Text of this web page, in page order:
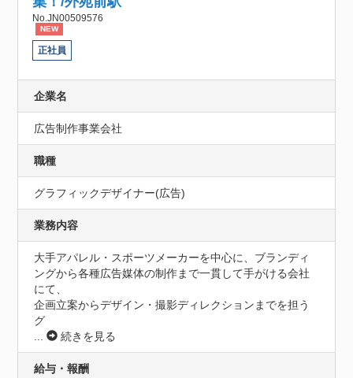
No.JN00509576
NEW
正社員
企業名
広告制作事業会社
職種
グラフィックデザイナー(広告)
業務内容
大手アパレル・スポーツメーカーを中心に、ブランディ
ングから各種広告媒体の制作まで一貫して手がける会社
にて、
企画立案からデザイン・撮影ディレクションまでを担う
グ
...
続きを見る
給与・報酬